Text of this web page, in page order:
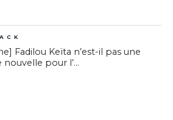
Fadilou Keïta n’est-il pas une
pour l’...